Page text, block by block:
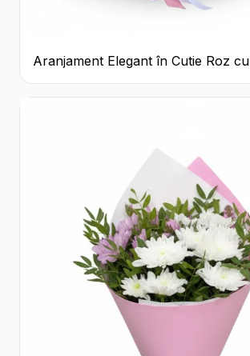
Aranjament Elegant în Cutie Roz cu
Trandafiri și Gerbera